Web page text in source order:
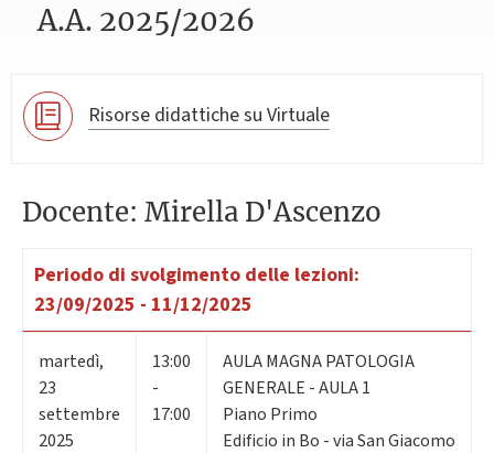
A.A. 2025/2026
Risorse didattiche su Virtuale
Docente: Mirella D'Ascenzo
Periodo di svolgimento delle lezioni:
23/09/2025 - 11/12/2025
martedì,
23
settembre
2025
13:00
-
17:00
AULA MAGNA PATOLOGIA
GENERALE - AULA 1
Piano Primo
Edificio in Bo - via San Giacomo